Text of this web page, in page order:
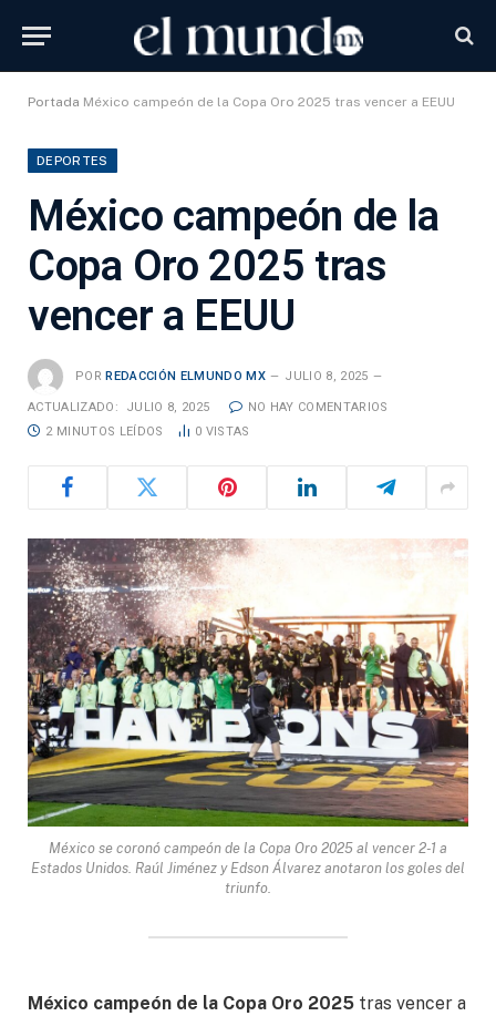
Portada México campeón de la Copa Oro 2025 tras vencer a EEUU
DEPORTES
México campeón de la
Copa Oro 2025 tras
vencer a EEUU
POR REDACCIÓN ELMUNDO MX JULIO 8, 2025
ACTUALIZADO: JULIO 8, 2025
NO HAY COMENTARIOS
2 MINUTOS LEÍDOS
0 VISTAS
México se coronó campeón de la Copa Oro 2025 al vencer 2-1 a
Estados Unidos. Raúl Jiménez y Edson Álvarez anotaron los goles del
triunfo.
México campeón de la Copa Oro 2025 tras vencer a